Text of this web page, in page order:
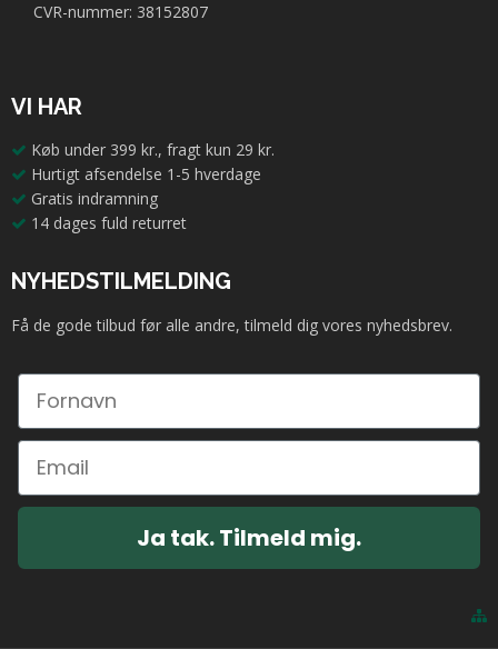
CVR-nummer: 38152807
VI HAR
Køb under 399 kr., fragt kun 29 kr.
Hurtigt afsendelse 1-5 hverdage
Gratis indramning
14 dages fuld returret
NYHEDSTILMELDING
Få de gode tilbud før alle andre, tilmeld dig vores nyhedsbrev.
Ja tak. Tilmeld mig.